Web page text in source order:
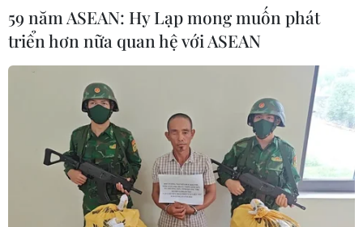
Iran và Oman thống nhất mở lại eo
biển Hormuz trong 60 ngày
06/08/2026 12:25
Israel thử nghiệm tên lửa Arrow giữa
lúc căng thẳng khu vực leo thang
06/08/2026 11:17
59 năm ASEAN: Hy Lạp mong muốn phát
triển hơn nữa quan hệ với ASEAN